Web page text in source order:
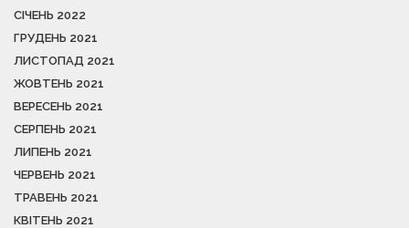
СІЧЕНЬ 2022
ГРУДЕНЬ 2021
ЛИСТОПАД 2021
ЖОВТЕНЬ 2021
ВЕРЕСЕНЬ 2021
СЕРПЕНЬ 2021
ЛИПЕНЬ 2021
ЧЕРВЕНЬ 2021
ТРАВЕНЬ 2021
КВІТЕНЬ 2021